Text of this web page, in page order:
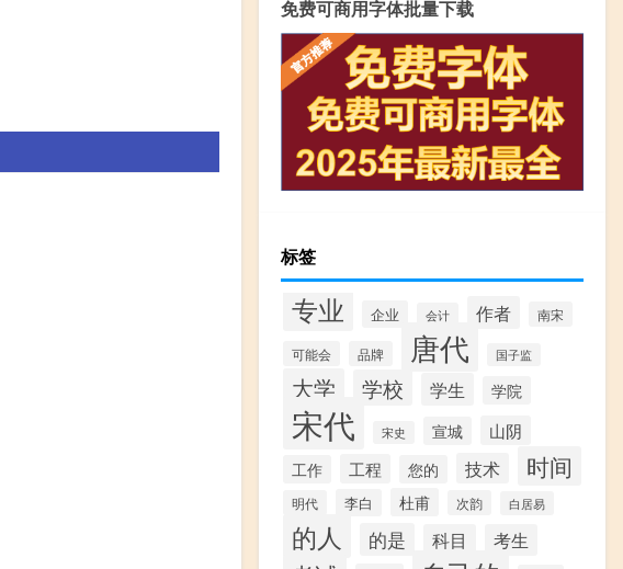
免费可商用字体批量下载
标签
专业 企业 会计 作者 南宋
可能会 品牌 唐代 国子监
大学 学校 学生 学院
宋代 宋史 宣城 山阴
工作 工程 您的 技术 时间
明代 李白 杜甫 次韵 白居易
的人 的是 科目 考生